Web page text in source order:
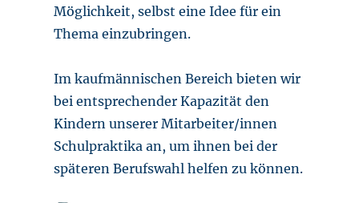
Möglichkeit, selbst eine Idee für ein
Thema einzubringen.
Im kaufmännischen Bereich bieten wir
bei entsprechender Kapazität den
Kindern unserer Mitarbeiter/innen
Schulpraktika an, um ihnen bei der
späteren Berufswahl helfen zu können.